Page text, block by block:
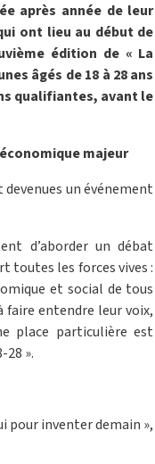
après année de leur
ont lieu au début de
édition de « La
âgés de 18 à 28 ans
qualifiantes, avant le
majeur
un événement
d’aborder un débat
toutes les forces vives :
et social de tous
entendre leur voix,
place particulière est
28 ».
pour inventer demain »,